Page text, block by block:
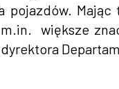
pojazdów.
większe
dyrektora